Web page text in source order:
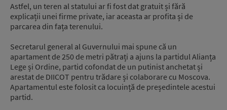
Astfel, un teren al statului ar fi fost dat gratuit și fără
explicații unei firme private, iar aceasta ar profita și de
parcarea din fața terenului.
Secretarul general al Guvernului mai spune că un
apartament de 250 de metri pătrați a ajuns la partidul Alianța
Lege și Ordine, partid cofondat de un putinist anchetat și
arestat de DIICOT pentru trădare și colaborare cu Moscova.
Apartamentul este folosit ca locuință de președintele acestui
partid.